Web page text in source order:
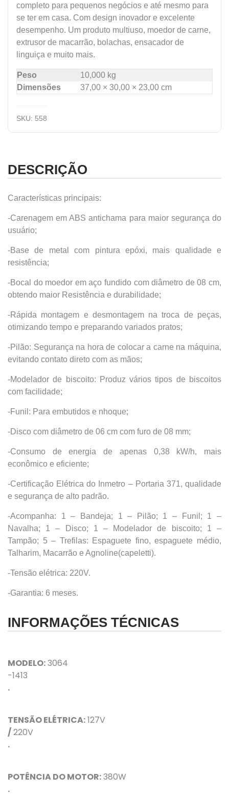
completo para pequenos negócios e até mesmo para
se ter em casa. Com design inovador e excelente
desempenho. Um produto multiuso, moedor de carne,
extrusor de macarrão, bolachas, ensacador de
linguiça e muito mais.
Peso
10,000 kg
Dimensões
37,00 × 30,00 × 23,00 cm
SKU: 558
DESCRIÇÃO
Características principais:
-Carenagem em ABS antichama para maior segurança do
usuário;
-Base de metal com pintura epóxi, mais qualidade e
resistência;
-Bocal do moedor em aço fundido com diâmetro de 08 cm,
obtendo maior Resistência e durabilidade;
-Rápida montagem e desmontagem na troca de peças,
otimizando tempo e preparando variados pratos;
-Pilão: Segurança na hora de colocar a carne na máquina,
evitando contato direto com as mãos;
-Modelador de biscoito: Produz vários tipos de biscoitos
com facilidade;
-Funil: Para embutidos e nhoque;
-Disco com diâmetro de 06 cm com furo de 08 mm;
-Consumo de energia de apenas 0,38 kW/h, mais
econômico e eficiente;
-Certificação Elétrica do Inmetro – Portaria 371, qualidade
e segurança de alto padrão.
-Acompanha: 1 – Bandeja; 1 – Pilão; 1 – Funil; 1 –
Navalha; 1 – Disco; 1 – Modelador de biscoito; 1 –
Tampão; 5 – Trefilas: Espaguete fino, espaguete médio,
Talharim, Macarrão e Agnoline(capeletti).
-Tensão elétrica: 220V.
-Garantia: 6 meses.
INFORMAÇÕES TÉCNICAS
MODELO:3064
-1413
.
TENSÃO ELÉTRICA:127V
/220V
.
POTÊNCIA DO MOTOR:380W
.